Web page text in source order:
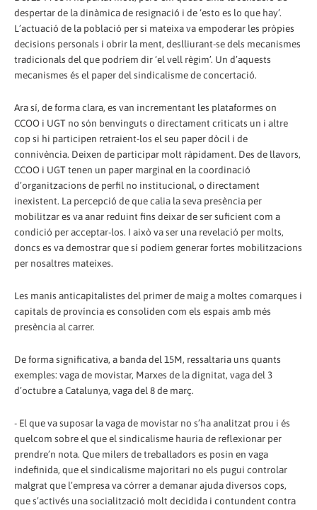
despertar de la dinàmica de resignació i de ‘esto es lo que hay’.
L’actuació de la població per si mateixa va empoderar les pròpies
decisions personals i obrir la ment, deslliurant-se dels mecanismes
tradicionals del que podríem dir ‘el vell règim’. Un d’aquests
mecanismes és el paper del sindicalisme de concertació.
Ara sí, de forma clara, es van incrementant les plataformes on
CCOO i UGT no són benvinguts o directament criticats un i altre
cop si hi participen retraient-los el seu paper dòcil i de
connivència. Deixen de participar molt ràpidament. Des de llavors,
CCOO i UGT tenen un paper marginal en la coordinació
d’organitzacions de perfil no institucional, o directament
inexistent. La percepció de que calia la seva presència per
mobilitzar es va anar reduint fins deixar de ser suficient com a
condició per acceptar-los. I això va ser una revelació per molts,
doncs es va demostrar que sí podíem generar fortes mobilitzacions
per nosaltres mateixes.
Les manis anticapitalistes del primer de maig a moltes comarques i
capitals de província es consoliden com els espais amb més
presència al carrer.
De forma significativa, a banda del 15M, ressaltaria uns quants
exemples: vaga de movistar, Marxes de la dignitat, vaga del 3
d’octubre a Catalunya, vaga del 8 de març.
- El que va suposar la vaga de movistar no s’ha analitzat prou i és
quelcom sobre el que el sindicalisme hauria de reflexionar per
prendre’n nota. Que milers de treballadors es posin en vaga
indefinida, que el sindicalisme majoritari no els pugui controlar
malgrat que l’empresa va córrer a demanar ajuda diversos cops,
que s’activés una socialització molt decidida i contundent contra